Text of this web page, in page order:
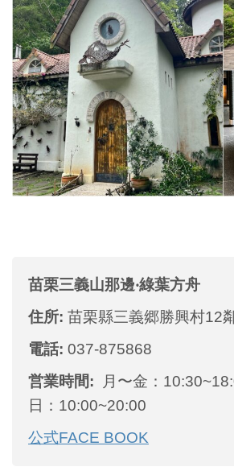
苗栗三義山那邊‧綠葉方舟
住所: 苗栗縣三義郷勝興村12
電話: 037-875868
営業時間:
月〜金：
日：10:00~20:00
公式FACE BOOK